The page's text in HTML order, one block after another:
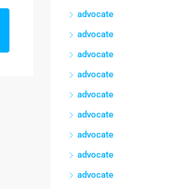
advocate
advocate
advocate
advocate
advocate
advocate
advocate
advocate
advocate